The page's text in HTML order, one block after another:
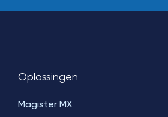
Oplossingen
Magister MX